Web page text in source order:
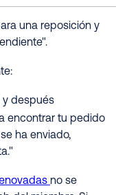
una reposición y
y después
encontrar tu pedido
ha enviado,
no se